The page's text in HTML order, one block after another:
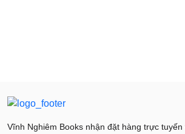
Vĩnh Nghiêm Books nhận đặt hàng trực